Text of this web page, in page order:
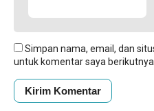
Simpan nama, email, dan
untuk komentar saya berikutnya.